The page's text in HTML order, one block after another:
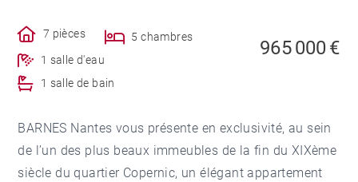
7 pièces
5 chambres
1 salle d'eau
1 salle de bain
965 000 €
BARNES Nantes vous présente en exclusivité, au sein
de l’un des plus beaux immeubles de la fin du XIXème
siècle du quartier Copernic, un élégant appartement